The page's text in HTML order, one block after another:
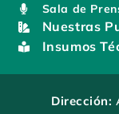
Sala de
Nuestras
Insumos
Dirección: